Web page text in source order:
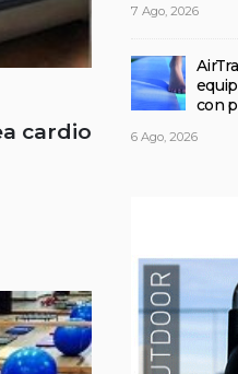
cardio
7 Ago, 2026
con
6 Ago, 2026